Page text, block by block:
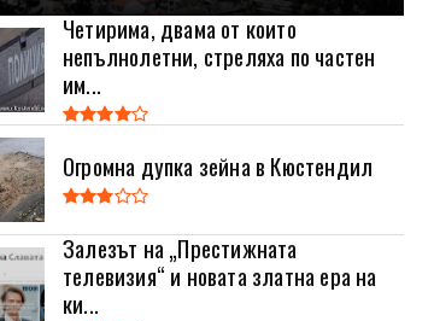
Четирима, двама от които
непълнолетни, стреляха по частен
им...
Огромна дупка зейна в Кюстендил
Залезът на „Престижната
телевизия“ и новата златна ера на
ки...